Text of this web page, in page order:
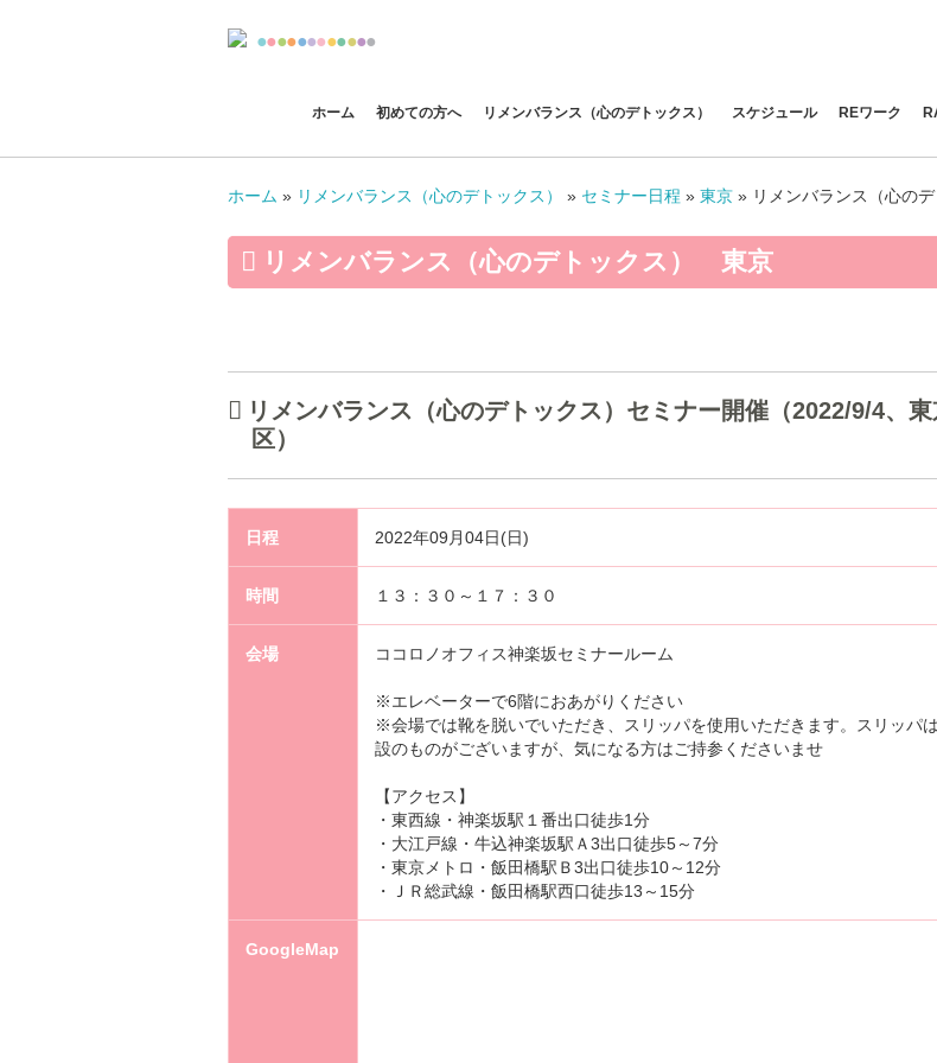
●●●●●●●●●●●●
ホーム 初めての方へ リメンバランス（心のデトックス） スケジュール REワーク
ホーム » リメンバランス（心のデトックス） » セミナー日程 » 東京 » リメンバランス（心の
リメンバランス（心のデトックス） 東京
リメンバランス（心のデトックス）セミナー開催（2022/9/4、
区）
日程 2022年09月04日(日)
時間 １３：３０～１７：３０
会場 ココロノオフィス神楽坂セミナールーム
※エレベーターで6階におあがりください
※会場では靴を脱いでいただき、スリッパを使用いただきます。スリッパ
設のものがございますが、気になる方はご持参くださいませ
【アクセス】
・東西線・神楽坂駅１番出口徒歩1分
・大江戸線・牛込神楽坂駅Ａ3出口徒歩5～7分
・東京メトロ・飯田橋駅Ｂ3出口徒歩10～12分
・ＪＲ総武線・飯田橋駅西口徒歩13～15分
GoogleMap